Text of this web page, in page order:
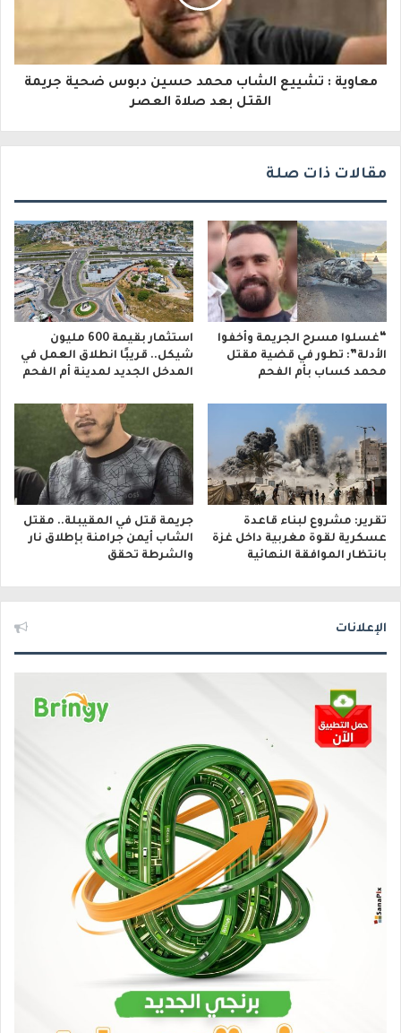
و
معاوية : تشييع الشاب محمد حسين دبوس ضحية جريمة
القتل بعد صلاة العصر
مقالات ذات صلة
“غسلوا مسرح الجريمة وأخفوا
الأدلة”: تطور في قضية مقتل
محمد كساب بأم الفحم
استثمار بقيمة 600 مليون
شيكل.. قريبًا انطلاق العمل في
المدخل الجديد لمدينة أم الفحم
تقرير: مشروع لبناء قاعدة
عسكرية لقوة مغربية داخل غزة
بانتظار الموافقة النهائية
جريمة قتل في المقيبلة.. مقتل
الشاب أيمن جرامنة بإطلاق نار
والشرطة تحقق
الإعلانات